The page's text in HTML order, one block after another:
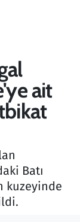
ait
Batı
kuzeyinde